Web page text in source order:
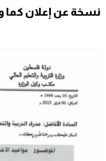
نسخة عن إعلان